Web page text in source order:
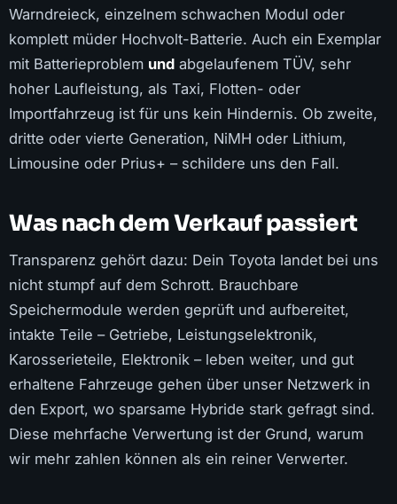
Warndreieck, einzelnem schwachen Modul oder
komplett müder Hochvolt-Batterie. Auch ein Exemplar
mit Batterieproblem und abgelaufenem TÜV, sehr
hoher Laufleistung, als Taxi, Flotten- oder
Importfahrzeug ist für uns kein Hindernis. Ob zweite,
dritte oder vierte Generation, NiMH oder Lithium,
Limousine oder Prius+ – schildere uns den Fall.
Was nach dem Verkauf passiert
Transparenz gehört dazu: Dein Toyota landet bei uns
nicht stumpf auf dem Schrott. Brauchbare
Speichermodule werden geprüft und aufbereitet,
intakte Teile – Getriebe, Leistungselektronik,
Karosserieteile, Elektronik – leben weiter, und gut
erhaltene Fahrzeuge gehen über unser Netzwerk in
den Export, wo sparsame Hybride stark gefragt sind.
Diese mehrfache Verwertung ist der Grund, warum
wir mehr zahlen können als ein reiner Verwerter.